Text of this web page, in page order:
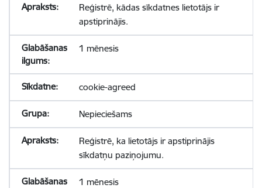
Reģistrē, kādas sīkdatnes lietotājs ir
apstiprinājis.
1 mēnesis
cookie-agreed
Nepieciešams
Reģistrē, ka lietotājs ir apstiprinājis
sīkdatņu paziņojumu.
1 mēnesis